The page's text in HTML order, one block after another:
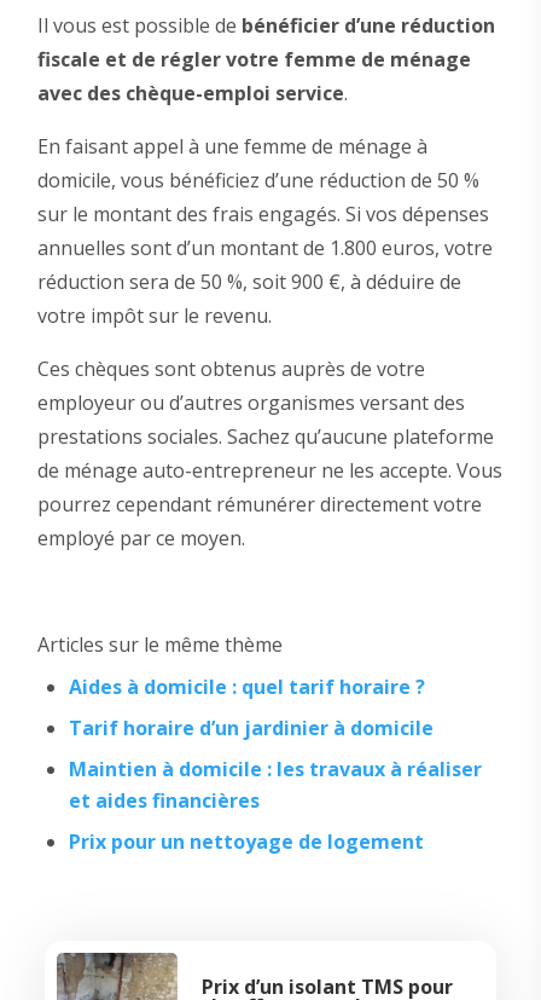
Il vous est possible de bénéficier d’une réduction
fiscale et de régler votre femme de ménage
avec des chèque-emploi service.
En faisant appel à une femme de ménage à
domicile, vous bénéficiez d’une réduction de 50 %
sur le montant des frais engagés. Si vos dépenses
annuelles sont d’un montant de 1.800 euros, votre
réduction sera de 50 %, soit 900 €, à déduire de
votre impôt sur le revenu.
Ces chèques sont obtenus auprès de votre
employeur ou d’autres organismes versant des
prestations sociales. Sachez qu’aucune plateforme
de ménage auto-entrepreneur ne les accepte. Vous
pourrez cependant rémunérer directement votre
employé par ce moyen.
Articles sur le même thème
Aides à domicile : quel tarif horaire ?
Tarif horaire d’un jardinier à domicile
Maintien à domicile : les travaux à réaliser
et aides financières
Prix pour un nettoyage de logement
Prix d’un isolant TMS pour